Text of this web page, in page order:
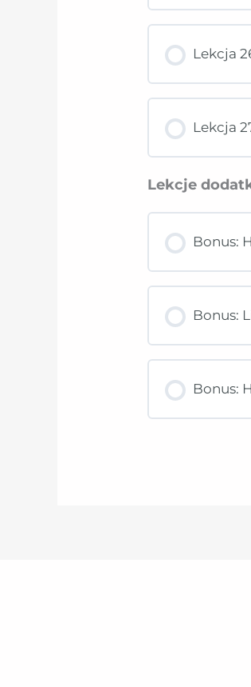
Lekcja
Lekcja
Lekcje
Bonus:
Bonus:
Bonus: